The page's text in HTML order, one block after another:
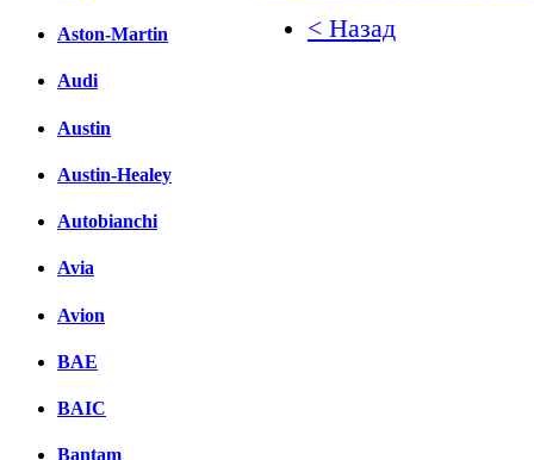
Aston-Martin
Audi
Austin
Austin-Healey
Autobianchi
Avia
Avion
BAE
BAIC
Bantam
< Назад